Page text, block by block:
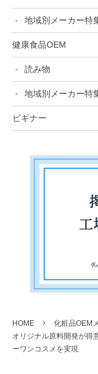
地域別メーカー特
健康食品OEM
読み物
地域別メーカー特
ビギナー
HOME 化粧品OEM
オリジナル原料開発が得
ーワンコスメを実現